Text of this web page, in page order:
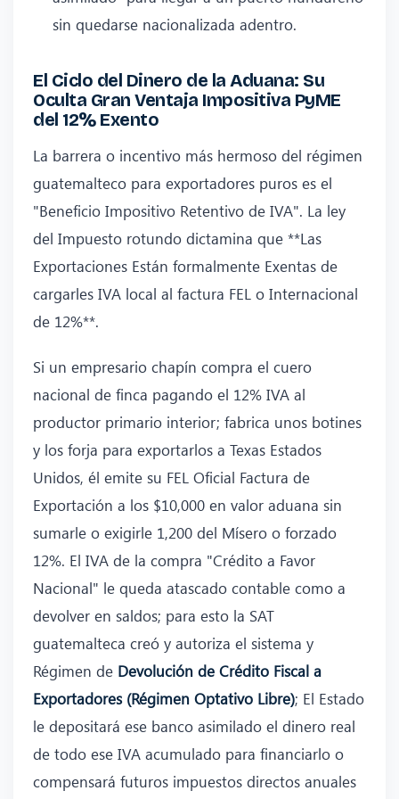
sin quedarse nacionalizada adentro.
El Ciclo del Dinero de la Aduana: Su
Oculta Gran Ventaja Impositiva PyME
del 12% Exento
La barrera o incentivo más hermoso del régimen
guatemalteco para exportadores puros es el
"Beneficio Impositivo Retentivo de IVA". La ley
del Impuesto rotundo dictamina que **Las
Exportaciones Están formalmente Exentas de
cargarles IVA local al factura FEL o Internacional
de 12%**.
Si un empresario chapín compra el cuero
nacional de finca pagando el 12% IVA al
productor primario interior; fabrica unos botines
y los forja para exportarlos a Texas Estados
Unidos, él emite su FEL Oficial Factura de
Exportación a los $10,000 en valor aduana sin
sumarle o exigirle 1,200 del Mísero o forzado
12%. El IVA de la compra "Crédito a Favor
Nacional" le queda atascado contable como a
devolver en saldos; para esto la SAT
guatemalteca creó y autoriza el sistema y
Régimen de Devolución de Crédito Fiscal a
Exportadores (Régimen Optativo Libre); El Estado
le depositará ese banco asimilado el dinero real
de todo ese IVA acumulado para financiarlo o
compensará futuros impuestos directos anuales